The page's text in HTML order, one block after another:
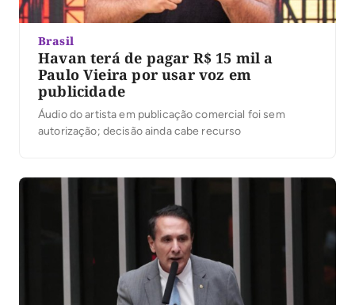
Brasil
Havan terá de pagar R$ 15 mil a
Paulo Vieira por usar voz em
publicidade
Áudio do artista em publicação comercial foi sem
autorização; decisão ainda cabe recurso